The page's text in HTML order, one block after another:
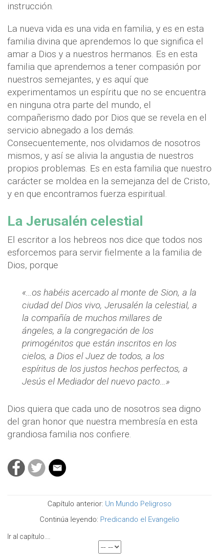
instrucción.
La nueva vida es una vida en familia, y es en esta
familia divina que aprendemos lo que significa el
amar a Dios y a nuestros hermanos. Es en esta
familia que aprendemos a tener compasión por
nuestros semejantes, y es aquí que
experimentamos un espíritu que no se encuentra
en ninguna otra parte del mundo, el
compañerismo dado por Dios que se revela en el
servicio abnegado a los demás.
Consecuentemente, nos olvidamos de nosotros
mismos, y así se alivia la angustia de nuestros
propios problemas. Es en esta familia que nuestro
carácter se moldea en la semejanza del de Cristo,
y en que encontramos fuerza espiritual.
La Jerusalén celestial
El escritor a los hebreos nos dice que todos nos
esforcemos para servir fielmente a la familia de
Dios, porque
«…os habéis acercado al monte de Sion, a la
ciudad del Dios vivo, Jerusalén la celestial, a
la compañía de muchos millares de
ángeles, a la congregación de los
primogénitos que están inscritos en los
cielos, a Dios el Juez de todos, a los
espíritus de los justos hechos perfectos, a
Jesús el Mediador del nuevo pacto…»
Dios quiera que cada uno de nosotros sea digno
del gran honor que nuestra membresía en esta
grandiosa familia nos confiere.
Capítulo anterior: Un Mundo Peligroso
Continúa leyendo: Predicando el Evangelio
Ir al capítulo....